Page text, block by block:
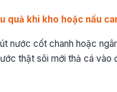
quả khi kho hoặc nấu
nước cốt chanh hoặc
thật sôi mới thả cá vào